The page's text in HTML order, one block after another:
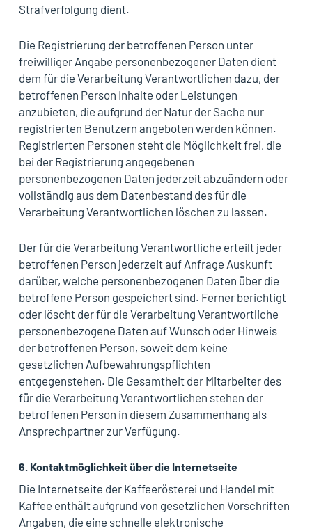
Strafverfolgung dient.
Die Registrierung der betroffenen Person unter
freiwilliger Angabe personenbezogener Daten dient
dem für die Verarbeitung Verantwortlichen dazu, der
betroffenen Person Inhalte oder Leistungen
anzubieten, die aufgrund der Natur der Sache nur
registrierten Benutzern angeboten werden können.
Registrierten Personen steht die Möglichkeit frei, die
bei der Registrierung angegebenen
personenbezogenen Daten jederzeit abzuändern oder
vollständig aus dem Datenbestand des für die
Verarbeitung Verantwortlichen löschen zu lassen.
Der für die Verarbeitung Verantwortliche erteilt jeder
betroffenen Person jederzeit auf Anfrage Auskunft
darüber, welche personenbezogenen Daten über die
betroffene Person gespeichert sind. Ferner berichtigt
oder löscht der für die Verarbeitung Verantwortliche
personenbezogene Daten auf Wunsch oder Hinweis
der betroffenen Person, soweit dem keine
gesetzlichen Aufbewahrungspflichten
entgegenstehen. Die Gesamtheit der Mitarbeiter des
für die Verarbeitung Verantwortlichen stehen der
betroffenen Person in diesem Zusammenhang als
Ansprechpartner zur Verfügung.
6. Kontaktmöglichkeit über die Internetseite
Die Internetseite der Kaffeerösterei und Handel mit
Kaffee enthält aufgrund von gesetzlichen Vorschriften
Angaben, die eine schnelle elektronische